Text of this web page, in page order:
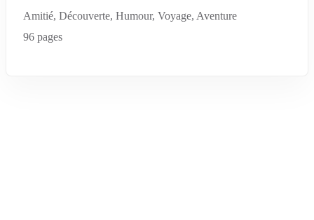
Amitié, Découverte, Humour, Voyage, Aventure
96 pages